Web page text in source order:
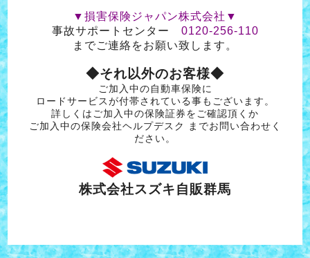
▼損害保険ジャパン株式会社▼
事故サポートセンター 0120-256-110
までご連絡をお願い致します。
◆それ以外のお客様◆
ご加入中の自動車保険に
ロードサービスが付帯されている事もございます。
詳しくはご加入中の保険証券をご確認頂くか
ご加入中の保険会社ヘルプデスク までお問い合わせく
ださい。
株式会社スズキ自販群馬